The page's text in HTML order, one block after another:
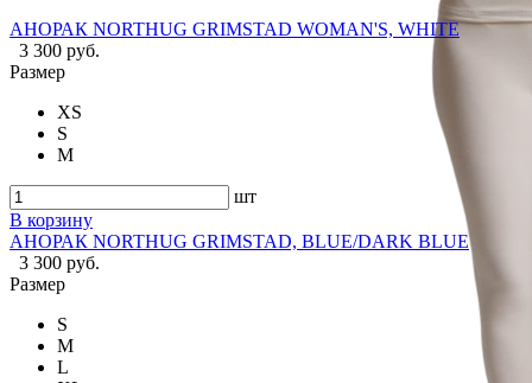
АНОРАК NORTHUG GRIMSTAD WOMAN'S, WHITE
3 300 руб.
Размер
XS
S
M
шт
В корзину
АНОРАК NORTHUG GRIMSTAD, BLUE/DARK BLUE
3 300 руб.
Размер
S
M
L